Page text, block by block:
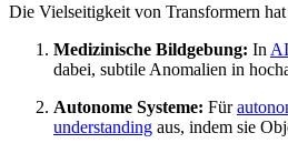
Die Vielseitigkeit von Transformern
Medizinische Bildgebung: In
dabei, subtile Anomalien in
Autonome Systeme: Für
understanding aus, indem sie